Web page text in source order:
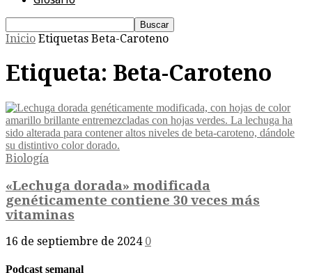
Inicio Etiquetas Beta-Caroteno
Etiqueta: Beta-Caroteno
Biología
«Lechuga dorada» modificada
genéticamente contiene 30 veces más
vitaminas
16 de septiembre de 2024 0
Podcast semanal